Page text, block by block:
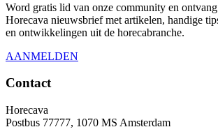
Word gratis lid van onze community en
Horecava nieuwsbrief met artikelen, handige
en ontwikkelingen uit de horecabranche.
AANMELDEN
Contact
Horecava
Postbus 77777, 1070 MS Amsterdam